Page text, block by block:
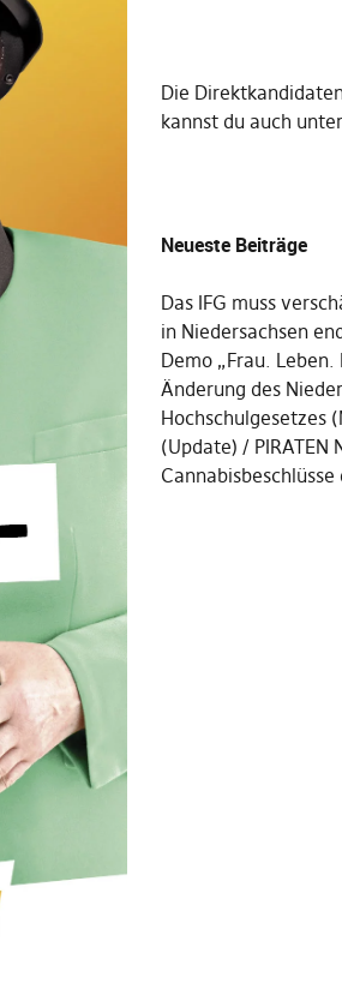
Die
kannst du auch
Neueste Beiträge
Das IFG muss
in Niedersachsen
Demo „Frau.
Änderung des
Hochschulgesetzes
(Update)